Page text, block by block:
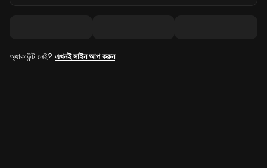
অ্যাকাউন্ট নেই? এখনই সাইন আপ করুন